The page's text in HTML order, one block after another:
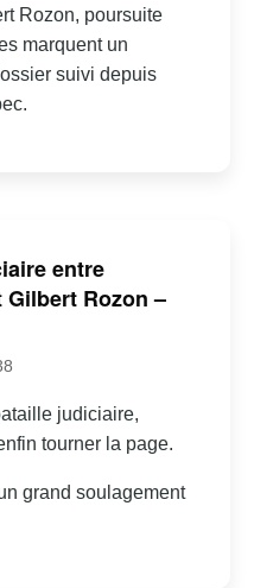
Rozon, poursuite
marquent un
suivi depuis
entre
Gilbert Rozon –
judiciaire,
tourner la page.
grand soulagement